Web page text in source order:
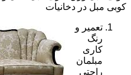
کوبی مبل در دخانیات
تعمیر و
رنگ
کاری
مبلمان
راحتی